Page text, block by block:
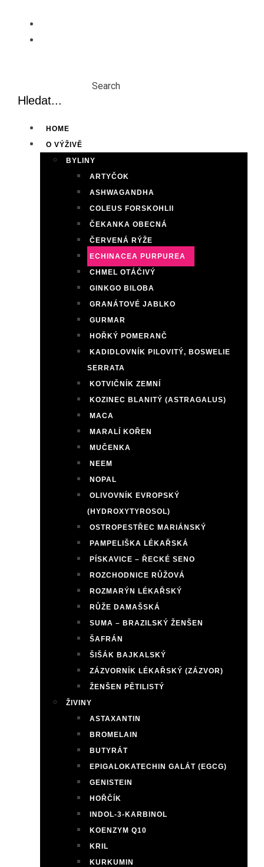
content
Search
HOME
O VÝŽIVĚ
BYLINY
ARTYČOK
ASHWAGANDHA
COLEUS FORSKOHLII
ČEKANKA OBECNÁ
ČERVENÁ RÝŽE
ECHINACEA PURPUREA
CHMEL OTÁČIVÝ
GINKGO BILOBA
GRANÁTOVÉ JABLKO
GURMAR
HOŘKÝ POMERANČ
KADIDLOVNÍK PILOVITÝ, BOSWELIE
SERRATA
KOTVIČNÍK ZEMNÍ
KOZINEC BLANITÝ (ASTRAGALUS)
MACA
MARALÍ KOŘEN
MUČENKA
NEEM
NOPAL
OLIVOVNÍK EVROPSKÝ
(HYDROXYTYROSOL)
OSTROPESTŘEC MARIÁNSKÝ
PAMPELIŠKA LÉKAŘSKÁ
PÍSKAVICE – ŘECKÉ SENO
ROZCHODNICE RŮŽOVÁ
ROZMARÝN LÉKAŘSKÝ
RŮŽE DAMAŠSKÁ
SUMA – BRAZILSKÝ ŽENŠEN
ŠAFRÁN
ŠIŠÁK BAJKALSKÝ
ZÁZVORNÍK LÉKAŘSKÝ (ZÁZVOR)
ŽENŠEN PĚTILISTÝ
ŽIVINY
ASTAXANTIN
BROMELAIN
BUTYRÁT
EPIGALOKATECHIN GALÁT (EGCG)
GENISTEIN
HOŘČÍK
INDOL-3-KARBINOL
KOENZYM Q10
KRIL
KURKUMIN